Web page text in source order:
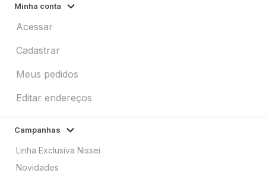
Minha conta
Acessar
Cadastrar
Meus pedidos
Editar endereços
Campanhas
Linha Exclusiva Nissei
Novidades